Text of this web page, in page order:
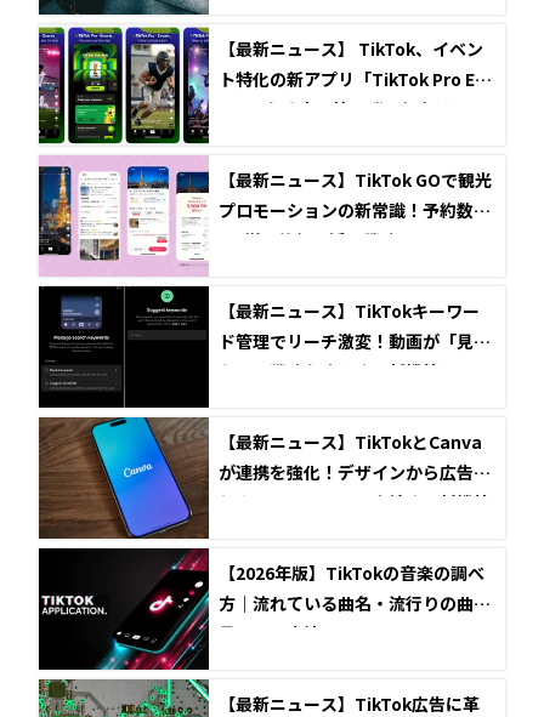
【最新ニュース】 TikTok、イベン
ト特化の新アプリ「TikTok Pro Eve
nts」を発表！第一弾の舞台は2026
【最新ニュース】TikTok GOで観光
プロモーションの新常識！予約数27
0%増の衝撃と活用戦略
【最新ニュース】TikTokキーワー
ド管理でリーチ激変！動画が「見つ
かる」戦略を強化する新機能
【最新ニュース】TikTokとCanva
が連携を強化！デザインから広告配
信までシームレスに完結する新機能
【2026年版】TikTokの音楽の調べ
方｜流れている曲名・流行りの曲を
見つける方法
【最新ニュース】TikTok広告に革